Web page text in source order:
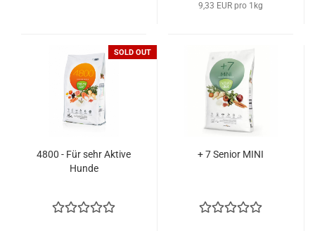
9,33 EUR pro 1kg
SOLD OUT
4800 - Für sehr Aktive
Hunde
+ 7 Senior MINI